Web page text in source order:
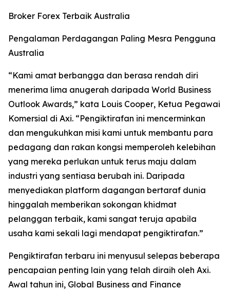
Broker Forex Terbaik Australia
Pengalaman Perdagangan Paling Mesra Pengguna
Australia
“Kami amat berbangga dan berasa rendah diri
menerima lima anugerah daripada World Business
Outlook Awards,” kata Louis Cooper, Ketua Pegawai
Komersial di Axi. “Pengiktirafan ini mencerminkan
dan mengukuhkan misi kami untuk membantu para
pedagang dan rakan kongsi memperoleh kelebihan
yang mereka perlukan untuk terus maju dalam
industri yang sentiasa berubah ini. Daripada
menyediakan platform dagangan bertaraf dunia
hinggalah memberikan sokongan khidmat
pelanggan terbaik, kami sangat teruja apabila
usaha kami sekali lagi mendapat pengiktirafan.”
Pengiktirafan terbaru ini menyusul selepas beberapa
pencapaian penting lain yang telah diraih oleh Axi.
Awal tahun ini, Global Business and Finance